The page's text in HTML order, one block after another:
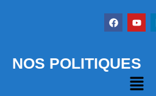
NOS POLITIQUES